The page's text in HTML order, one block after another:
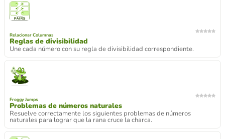
Relacionar Columnas
Reglas de divisibilidad
Une cada número con su regla de divisibilidad correspondiente.
Froggy Jumps
Problemas de números naturales
Resuelve correctamente los siguientes problemas de números
naturales para lograr que la rana cruce la charca.